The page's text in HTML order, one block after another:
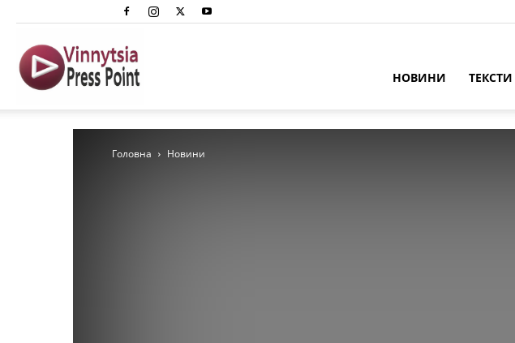
Преспоінт
НОВИНИ ТЕКСТИ
Головна Новини